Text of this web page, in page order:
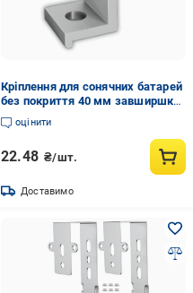
Кріплення для сонячних батарей
без покриття 40 мм завширшки
40 мм (570026)
оцінити
22.48 ₴/шт.
Доставимо